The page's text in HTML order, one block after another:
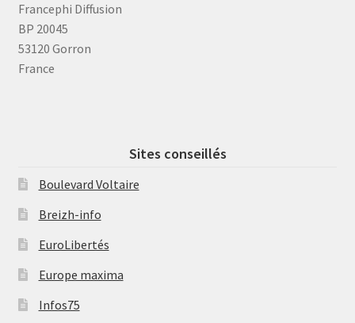
Francephi Diffusion
BP 20045
53120 Gorron
France
Sites conseillés
Boulevard Voltaire
Breizh-info
EuroLibertés
Europe maxima
Infos75